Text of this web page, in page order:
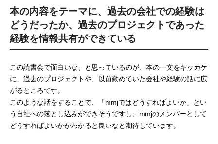
本の内容をテーマに、過去の会社での経験は
どうだったか、過去のプロジェクトであった
経験を情報共有ができている
この読書会で面白いな、と思っているのが、本の一文をキッカケ
に、過去のプロジェクトや、以前勤めていた会社や経験の話に広
がるところです。
このような話をすることで、「mmjではどうすればよいか」とい
う自社への落とし込みができそうですし、mmjのメンバーとして
どうすればよいかがわかると良いなと期待しています。